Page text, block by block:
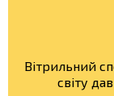
Вітрильний
світу